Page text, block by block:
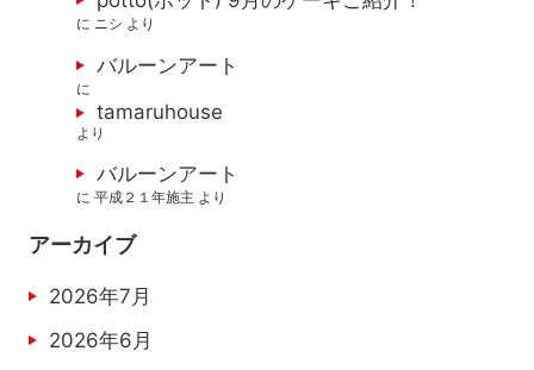
に ニシ より
バルーンアート
に
tamaruhouse
より
バルーンアート
に平成２１年施主 より
アーカイブ
2026年7月
2026年6月